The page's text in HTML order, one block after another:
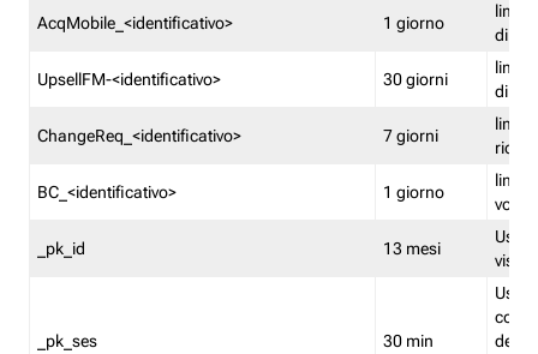
AcqMobile_<identificativo> 1 giorno
limita
di
UpsellFM-<identificativo> 30 giorni
limita
di
ChangeReq_<identificativo> 7 giorni
limita
BC_<identificativo> 1 giorno
limita
_pk_id 13 mesi
_pk_ses 30 min